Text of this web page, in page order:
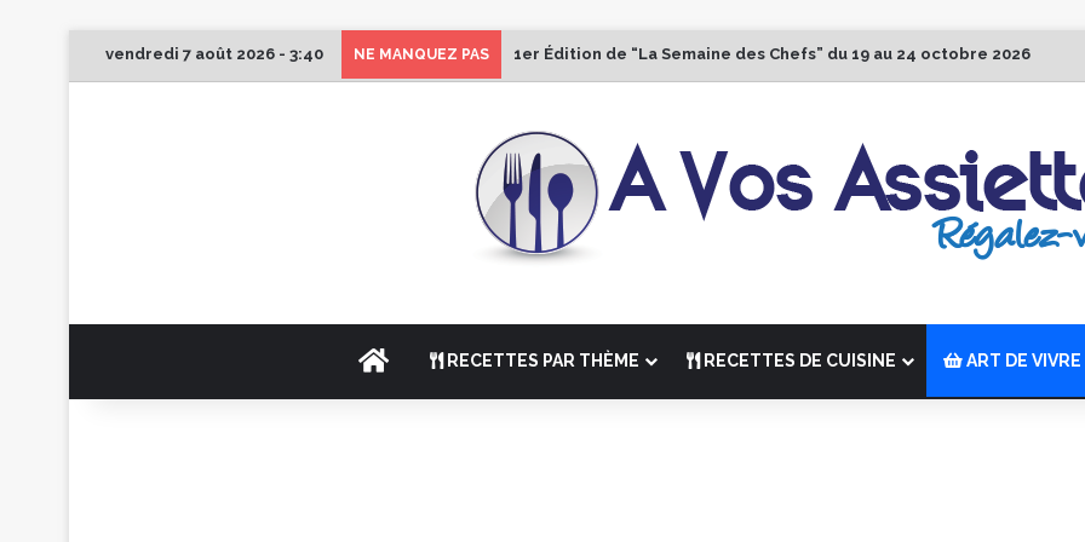
vendredi 7 août 2026 - 3:40 NE MANQUEZ PAS 1er Édition de “La Semaine des Chefs” du 19 au 24 octobre 2026
ACCUEILRECETTES PAR THÈME RECETTES DE CUISINE ART DE VIVRE